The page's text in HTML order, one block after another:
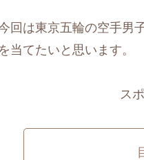
回は東京五輪の空手男
当てたいと思います。
ス